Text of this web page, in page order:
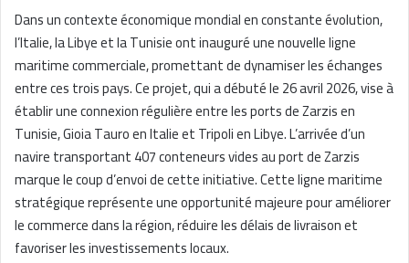
Dans un contexte économique mondial en constante évolution,
l’Italie, la Libye et la Tunisie ont inauguré une nouvelle ligne
maritime commerciale, promettant de dynamiser les échanges
entre ces trois pays. Ce projet, qui a débuté le 26 avril 2026, vise à
établir une connexion régulière entre les ports de Zarzis en
Tunisie, Gioia Tauro en Italie et Tripoli en Libye. L’arrivée d’un
navire transportant 407 conteneurs vides au port de Zarzis
marque le coup d’envoi de cette initiative. Cette ligne maritime
stratégique représente une opportunité majeure pour améliorer
le commerce dans la région, réduire les délais de livraison et
favoriser les investissements locaux.